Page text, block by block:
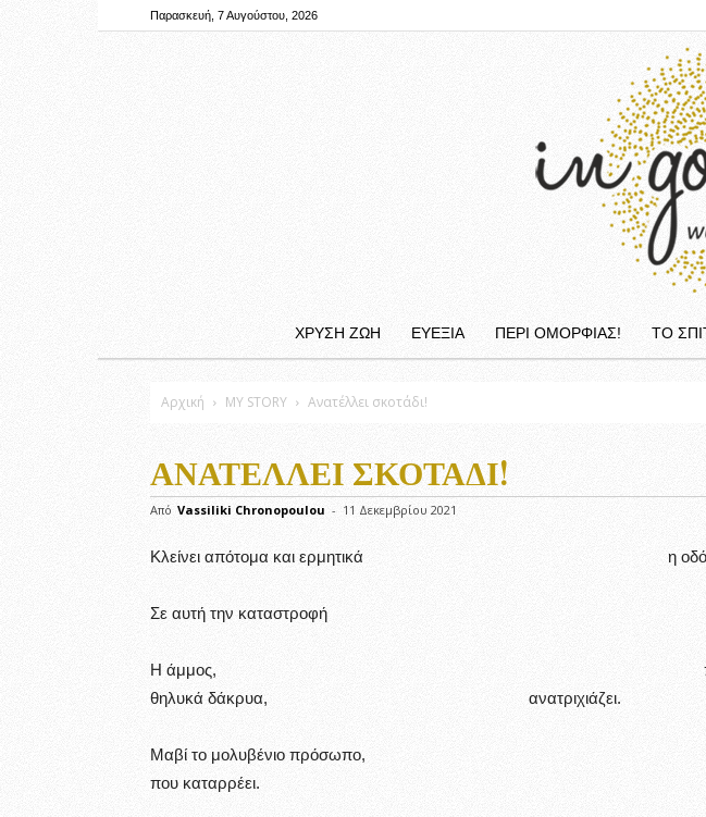
Παρασκευή, 7 Αυγούστου, 2026
ΧΡΥΣΗ ΖΩΗ ΕΥΕΞΙΑ ΠΕΡΙ ΟΜΟΡΦΙΆΣ! ΤΟ
Αρχική MY STORY Ανατέλλει σκοτάδι!
ΑΝΑΤΈΛΛΕΙ ΣΚΟΤΆΔΙ!
Από Vassiliki Chronopoulou - 11 Δεκεμβρίου 2021
Κλείνει απότομα και ερμητικά η οδός
Σε αυτή την καταστροφή επιστροφή
Η άμμος, πλασμένη από
θηλυκά δάκρυα, ανατριχιάζει.
Μαβί το μολυβένιο πρόσωπο,
που καταρρέει.